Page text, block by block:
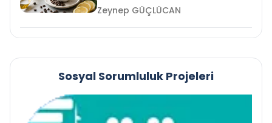
Zeynep GÜÇLÜCAN
Sosyal Sorumluluk Projeleri